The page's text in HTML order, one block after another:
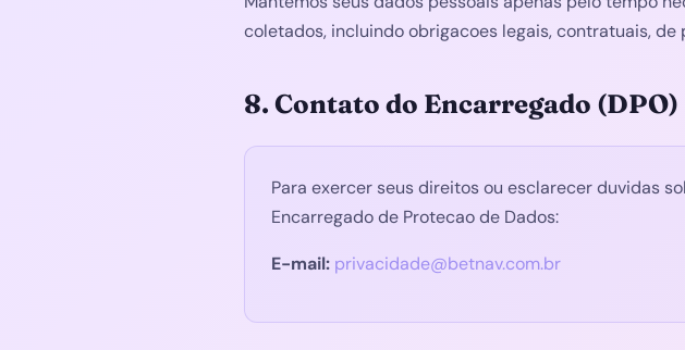
coletados, incluindo obrigacoes legais, contratuais,
8. Contato do Encarregado (DPO)
Para exercer seus direitos ou esclarecer duvidas
Encarregado de Protecao de Dados:
E-mail: privacidade@betnav.com.br